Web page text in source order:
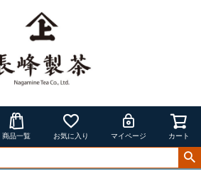
商品一覧 お気に入り マイページ カート